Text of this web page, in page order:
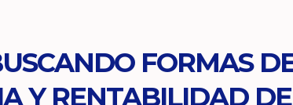
FORMAS
Y RENTABILIDAD